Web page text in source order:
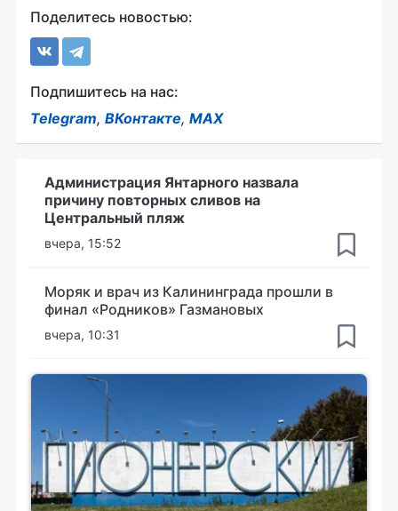
Поделитесь новостью:
Подпишитесь на нас:
Telegram, ВКонтакте, MAX
Администрация Янтарного назвала
причину повторных сливов на
Центральный пляж
вчера, 15:52
Моряк и врач из Калининграда прошли в
финал «Родников» Газмановых
вчера, 10:31